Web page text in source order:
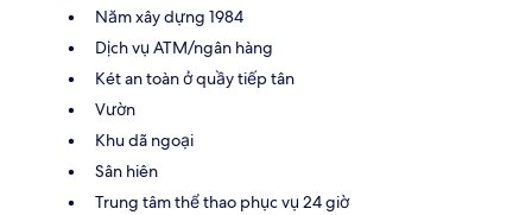
Năm xây dựng 1984
Dịch vụ ATM/ngân hàng
Két an toàn ở quầy tiếp tân
Vườn
Khu dã ngoại
Sân hiên
Trung tâm thể thao phục vụ 24 giờ